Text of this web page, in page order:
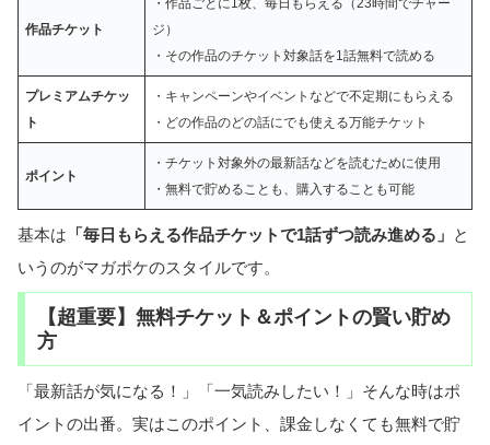
作品チケット
・作品ごとに1枚、毎日もらえる（23時間でチャー
ジ）
・その作品のチケット対象話を1話無料で読める
プレミアムチケッ
ト
・キャンペーンやイベントなどで不定期にもらえる
・どの作品のどの話にでも使える万能チケット
ポイント
・チケット対象外の最新話などを読むために使用
・無料で貯めることも、購入することも可能
基本は 「毎日もらえる作品チケットで1話ずつ読み進める」 と
いうのがマガポケのスタイルです。
【超重要】無料チケット＆ポイントの賢い貯め
方
「最新話が気になる！」「一気読みしたい！」そんな時はポ
イントの出番。実はこのポイント、課金しなくても無料で貯